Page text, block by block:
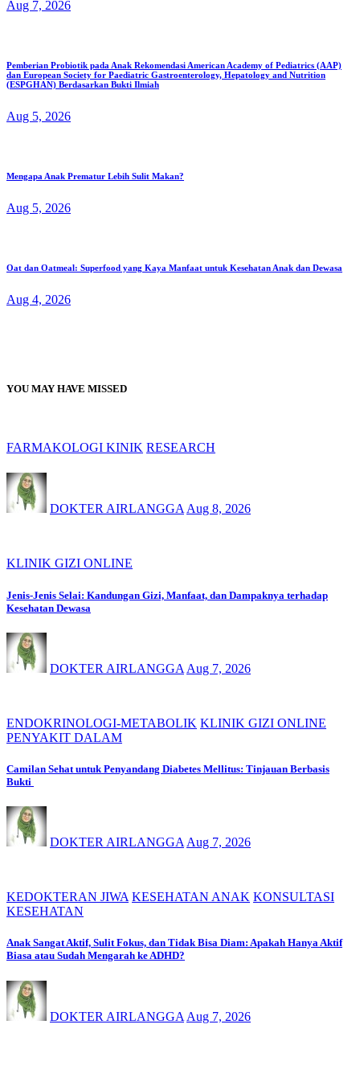
Aug 7, 2026
Pemberian Probiotik pada Anak Rekomendasi American Academy of Pediatrics (AAP)
dan European Society for Paediatric Gastroenterology, Hepatology and Nutrition
(ESPGHAN) Berdasarkan Bukti Ilmiah
Aug 5, 2026
Mengapa Anak Prematur Lebih Sulit Makan?
Aug 5, 2026
Oat dan Oatmeal: Superfood yang Kaya Manfaat untuk Kesehatan Anak dan Dewasa
Aug 4, 2026
YOU MAY HAVE MISSED
FARMAKOLOGI KINIK RESEARCH
DOKTER AIRLANGGAAug 8, 2026
KLINIK GIZI ONLINE
Jenis-Jenis Selai: Kandungan Gizi, Manfaat, dan Dampaknya terhadap
Kesehatan Dewasa
DOKTER AIRLANGGA Aug 7, 2026
ENDOKRINOLOGI-METABOLIK KLINIK GIZI ONLINE
PENYAKIT DALAM
Camilan Sehat untuk Penyandang Diabetes Mellitus: Tinjauan Berbasis
Bukti
DOKTER AIRLANGGA Aug 7, 2026
KEDOKTERAN JIWA KESEHATAN ANAK KONSULTASI
KESEHATAN
Anak Sangat Aktif, Sulit Fokus, dan Tidak Bisa Diam: Apakah Hanya Aktif
Biasa atau Sudah Mengarah ke ADHD?
DOKTER AIRLANGGA Aug 7, 2026